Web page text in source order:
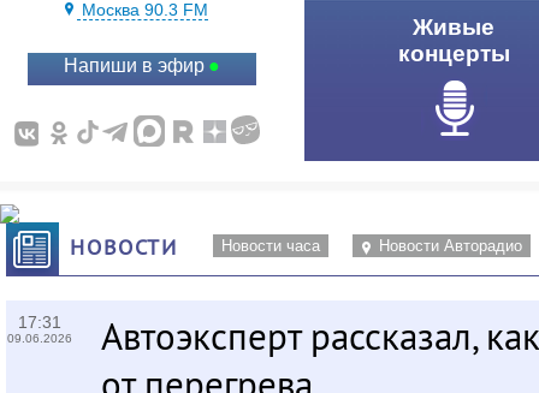
Москва 90.3 FM
Напиши в эфир
Живые
концерты
НОВОСТИ Новости часа Новости Авторадио
17:31
09.06.2026
Автоэксперт рассказал,